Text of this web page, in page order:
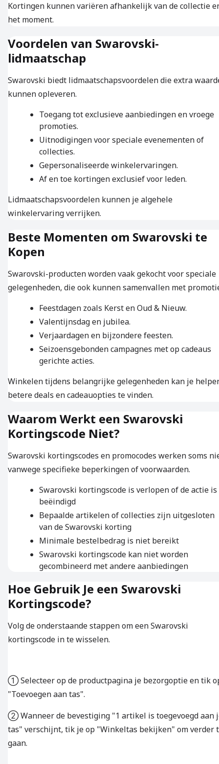
Kortingen kunnen variëren afhankelijk van de collectie
het moment.
Voordelen van Swarovski-
lidmaatschap
Swarovski biedt lidmaatschapsvoordelen die extra
kunnen opleveren.
Toegang tot exclusieve aanbiedingen en vroege
promoties.
Uitnodigingen voor speciale evenementen of
collecties.
Gepersonaliseerde winkelervaringen.
Af en toe kortingen exclusief voor leden.
Lidmaatschapsvoordelen kunnen je algehele
winkelervaring verrijken.
Beste Momenten om Swarovski te
Kopen
Swarovski-producten worden vaak gekocht voor speciale
gelegenheden, die ook kunnen samenvallen met
Feestdagen zoals Kerst en Oud & Nieuw.
Valentijnsdag en jubilea.
Verjaardagen en bijzondere feesten.
Seizoensgebonden campagnes met op cadeaus
gerichte acties.
Winkelen tijdens belangrijke gelegenheden kan je
betere deals en cadeauopties te vinden.
Waarom Werkt een Swarovski
Kortingscode Niet?
Swarovski kortingscodes en promocodes werken soms
vanwege specifieke beperkingen of voorwaarden.
Swarovski kortingscode is verlopen of de actie is
beëindigd
Bepaalde artikelen of collecties zijn uitgesloten
van de Swarovski korting
Minimale bestelbedrag is niet bereikt
Swarovski kortingscode kan niet worden
gecombineerd met andere aanbiedingen
Hoe Gebruik Je een Swarovski
Kortingscode?
Volg de onderstaande stappen om een Swarovski
kortingscode in te wisselen.
① Selecteer op de productpagina je bezorgoptie en tik
"Toevoegen aan tas".
② Wanneer de bevestiging "1 artikel is toegevoegd aan
tas" verschijnt, tik je op "Winkeltas bekijken" om verder
gaan.